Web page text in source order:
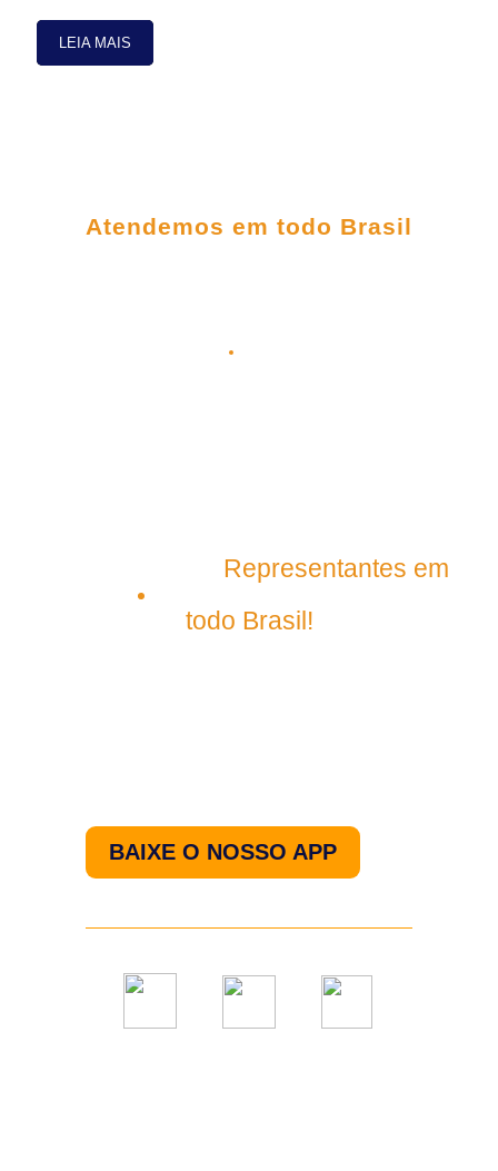
LEIA MAIS
Atendemos em todo Brasil
(98) 98145-9031
Representantes em
todo Brasil!
BAIXE O NOSSO APP